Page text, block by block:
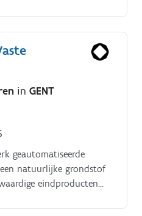
elektrische als
aanpakt.
in GENT
geautomatiseerde
natuurlijke grondstof
eindproducten